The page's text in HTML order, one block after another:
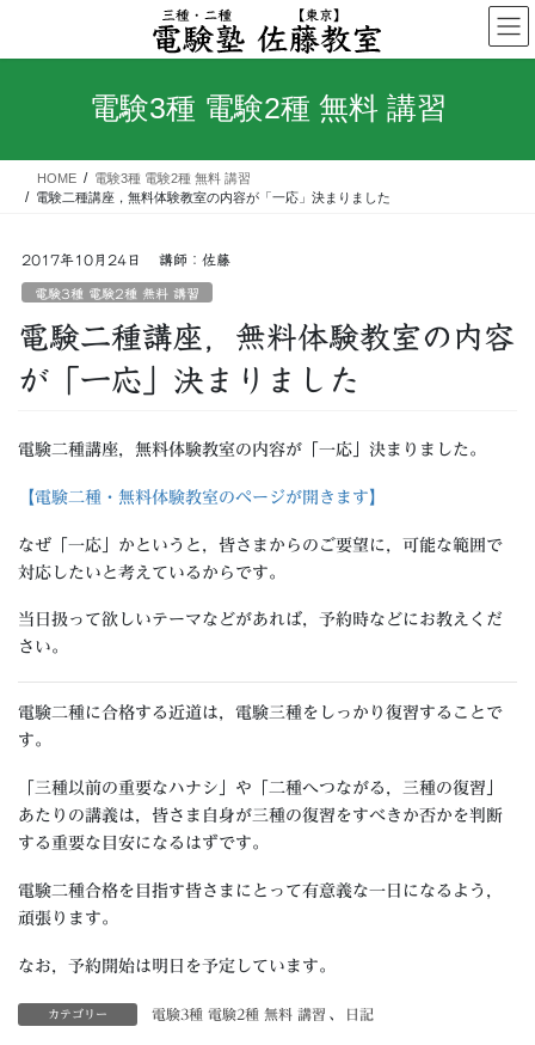
テ
ス
ゲ
ン
電験3種 電験2種 無料 講習
HOME
電験3種 電験2種 無料 講習
電験二種講座，無料体験教室の内容が「一応」決まりました
2017年10月24日 講師：佐藤
電験3種 電験2種 無料 講習
電験二種講座，無料体験教室の内容
が「一応」決まりました
電験二種講座，無料体験教室の内容が「一応」決まりました。
【電験二種・無料体験教室のページが開きます】
なぜ「一応」かというと，皆さまからのご要望に，可能な範囲で
対応したいと考えているからです。
当日扱って欲しいテーマなどがあれば，予約時などにお教えくだ
さい。
電験二種に合格する近道は，電験三種をしっかり復習することで
す。
「三種以前の重要なハナシ」や「二種へつながる，三種の復習」
あたりの講義は，皆さま自身が三種の復習をすべきか否かを判断
する重要な目安になるはずです。
電験二種合格を目指す皆さまにとって有意義な一日になるよう，
頑張ります。
なお，予約開始は明日を予定しています。
カテゴリー 電験3種 電験2種 無料 講習 、 日記